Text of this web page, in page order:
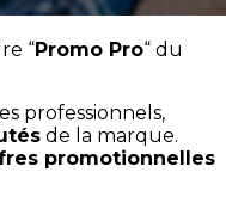
“Promo Pro“ du
professionnels,
de la marque.
promotionnelles